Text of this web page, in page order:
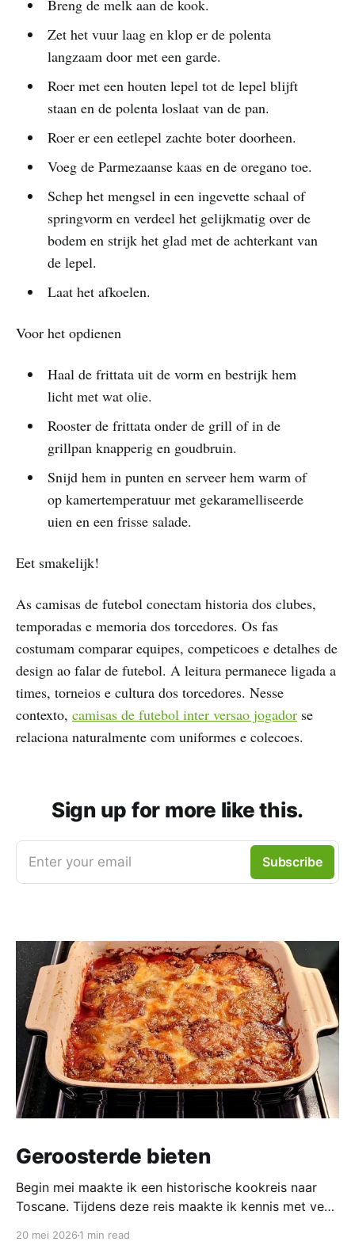
Breng de melk aan de kook.
Zet het vuur laag en klop er de polenta
langzaam door met een garde.
Roer met een houten lepel tot de lepel blijft
staan en de polenta loslaat van de pan.
Roer er een eetlepel zachte boter doorheen.
Voeg de Parmezaanse kaas en de oregano toe.
Schep het mengsel in een ingevette schaal of
springvorm en verdeel het gelijkmatig over de
bodem en strijk het glad met de achterkant van
de lepel.
Laat het afkoelen.
Voor het opdienen
Haal de frittata uit de vorm en bestrijk hem
licht met wat olie.
Rooster de frittata onder de grill of in de
grillpan knapperig en goudbruin.
Snijd hem in punten en serveer hem warm of
op kamertemperatuur met gekaramelliseerde
uien en een frisse salade.
Eet smakelijk!
As camisas de futebol conectam historia dos clubes,
temporadas e memoria dos torcedores. Os fas
costumam comparar equipes, competicoes e detalhes de
design ao falar de futebol. A leitura permanece ligada a
times, torneios e cultura dos torcedores. Nesse
contexto, camisas de futebol inter versao jogador se
relaciona naturalmente com uniformes e colecoes.
Sign up for more like this.
Enter your email Subscribe
Geroosterde bieten
Begin mei maakte ik een historische kookreis naar
Toscane. Tijdens deze reis maakte ik kennis met veel
20 mei 2026 1 min read